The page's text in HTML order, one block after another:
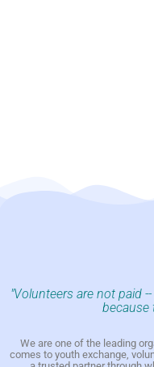
"Volunteers are not paid
because
We are one of the leading
comes to youth exchange,